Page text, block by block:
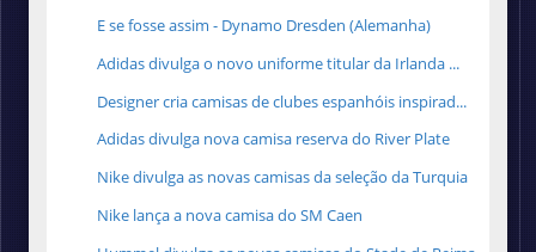
E se fosse assim - Dynamo Dresden (Alemanha)
Adidas divulga o novo uniforme titular da Irlanda ...
Designer cria camisas de clubes espanhóis inspirad...
Adidas divulga nova camisa reserva do River Plate
Nike divulga as novas camisas da seleção da Turquia
Nike lança a nova camisa do SM Caen